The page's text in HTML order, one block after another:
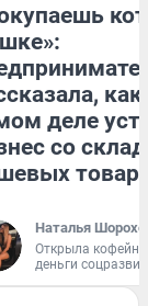
как
деле
со
Наталья
Открыла
деньги